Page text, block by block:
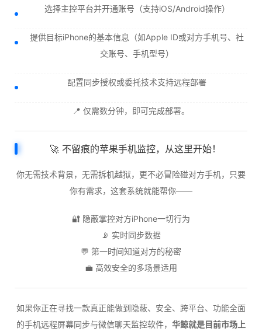
选择主控平台并开通账号（支持iOS/Android操作）
提供目标iPhone的基本信息（如Apple ID或对方手机号、社
交账号、手机型号）
配置同步授权或委托技术支持远程部署
📍 仅需数分钟，即可完成部署。
🚀 不留痕的苹果手机监控，从这里开始！
你无需技术背景，无需拆机越狱，更不必冒险碰对方手机，只要
你有需求，这套系统就能帮你——
🔐 隐蔽掌控对方iPhone一切行为
📡 实时同步数据
💬 第一时间知道对方的秘密
💼 高效安全的多场景适用
如果你正在寻找一款真正能做到隐蔽、安全、跨平台、功能全面
的手机远程屏幕同步与微信聊天监控软件， 华鲸就是目前市场上